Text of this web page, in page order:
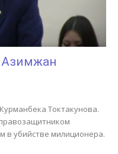
Азимжан
Токтакунова.
в убийстве милиционера.